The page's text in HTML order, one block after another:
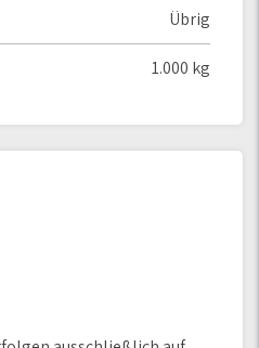
Übrig
1.000 kg